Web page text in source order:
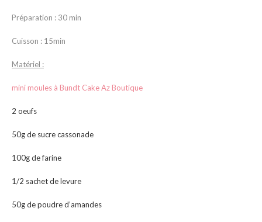
Préparation : 30 min
Cuisson : 15min
Matériel :
mini moules à Bundt Cake Az Boutique
2 oeufs
50g de sucre cassonade
100g de farine
1/2 sachet de levure
50g de poudre d’amandes